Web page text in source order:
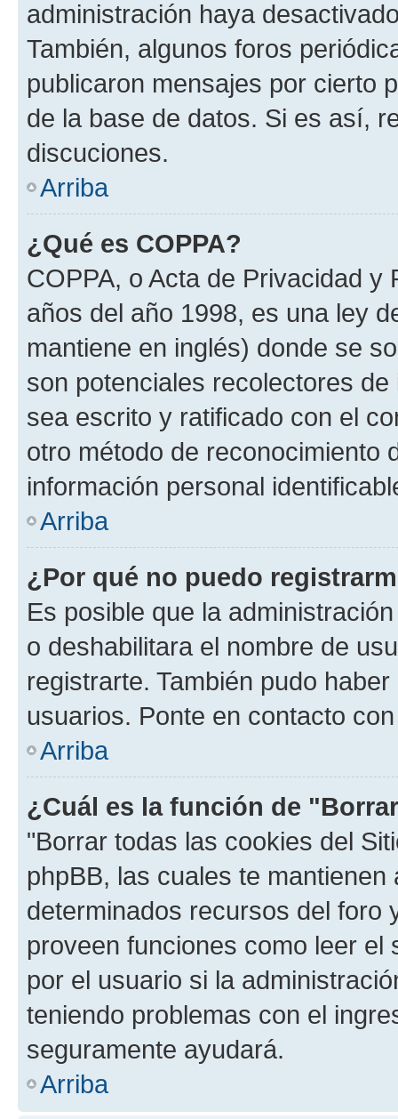
administración haya
También, algunos foros
publicaron mensajes por cierto
de la base de datos. Si es así,
discuciones.
Arriba
¿Qué es COPPA?
COPPA, o Acta de Privacidad
años del año 1998, es una ley
mantiene en inglés) donde se
son potenciales recolectores
sea escrito y ratificado con el
otro método de reconocimiento
información personal
Arriba
¿Por qué no puedo
Es posible que la
o deshabilitara el nombre de
registrarte. También pudo
usuarios. Ponte en contacto
Arriba
¿Cuál es la función de
"Borrar todas las cookies del
phpBB, las cuales te
determinados recursos del foro
proveen funciones como leer el
por el usuario si la
teniendo problemas con el
seguramente ayudará.
Arriba